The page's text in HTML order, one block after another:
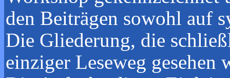
den Beiträgen sowohl auf
Die Gliederung, die
einziger Leseweg